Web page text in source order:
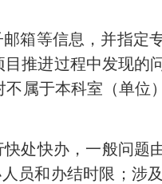
箱等信息，并指定
推进过程中发现的
不属于本科室（单位
处快办，一般问题
员和办结时限；涉